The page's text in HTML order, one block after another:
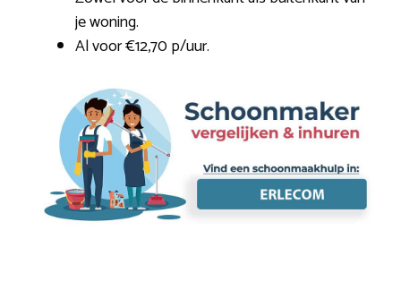
je woning.
Al voor €12,70 p/uur.